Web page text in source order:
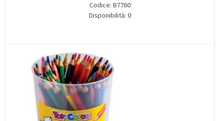
Codice: B7760
Disponibilità: 0